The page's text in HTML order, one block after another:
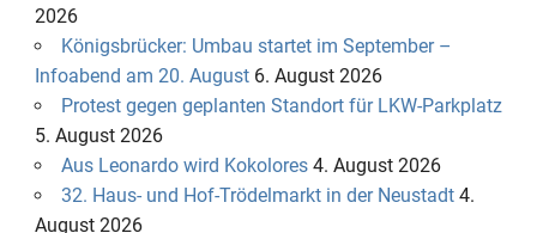
2026
Königsbrücker: Umbau startet im September –
Infoabend am 20. August 6. August 2026
Protest gegen geplanten Standort für LKW-Parkplatz
5. August 2026
Aus Leonardo wird Kokolores 4. August 2026
32. Haus- und Hof-Trödelmarkt in der Neustadt 4.
August 2026